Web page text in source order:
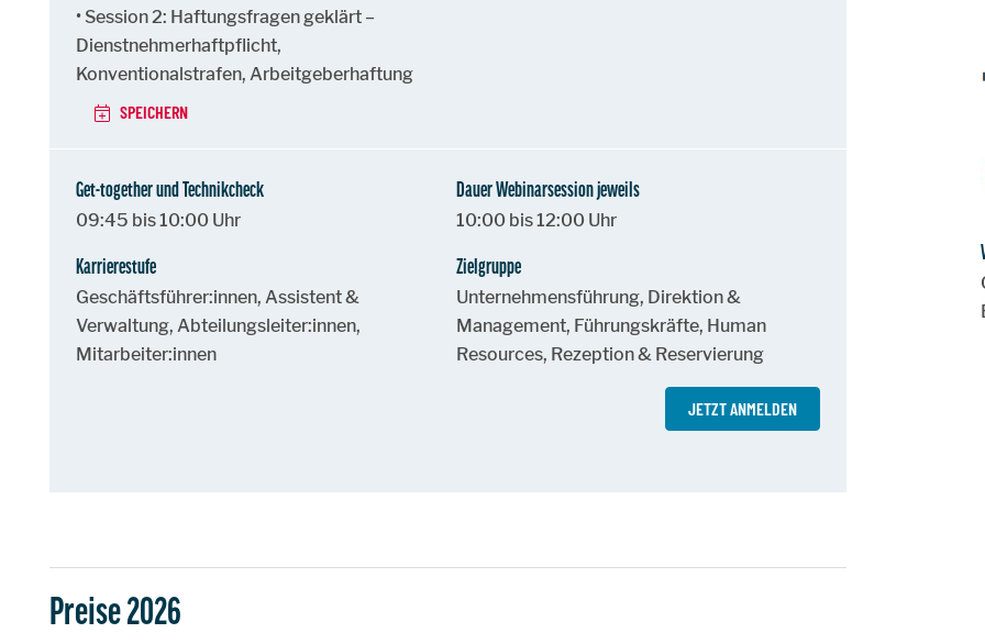
• Session 2: Haftungsfragen geklärt –
Dienstnehmerhaftpflicht,
Konventionalstrafen, Arbeitgeberhaftung
SPEICHERN
Get-together und Technikcheck
09:45 bis 10:00 Uhr
Dauer Webinarsession jeweils
10:00 bis 12:00 Uhr
Karrierestufe
Geschäftsführer:innen, Assistent &
Verwaltung, Abteilungsleiter:innen,
Mitarbeiter:innen
Zielgruppe
Unternehmensführung, Direktion &
Management, Führungskräfte, Human
Resources, Rezeption & Reservierung
JETZT ANMELDEN
Preise 2026